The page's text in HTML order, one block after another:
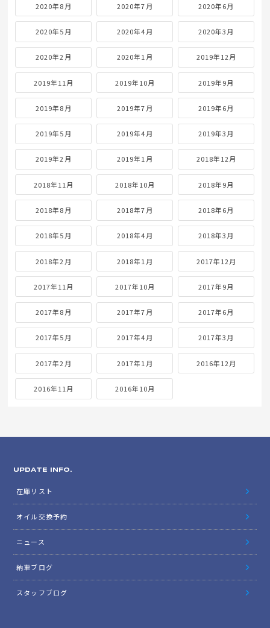
2020年8月 2020年7月 2020年6月
2020年5月 2020年4月 2020年3月
2020年2月 2020年1月 2019年12月
2019年11月 2019年10月 2019年9月
2019年8月 2019年7月 2019年6月
2019年5月 2019年4月 2019年3月
2019年2月 2019年1月 2018年12月
2018年11月 2018年10月 2018年9月
2018年8月 2018年7月 2018年6月
2018年5月 2018年4月 2018年3月
2018年2月 2018年1月 2017年12月
2017年11月 2017年10月 2017年9月
2017年8月 2017年7月 2017年6月
2017年5月 2017年4月 2017年3月
2017年2月 2017年1月 2016年12月
2016年11月 2016年10月
UPDATE INFO.
在庫リスト
オイル交換予約
ニュース
納車ブログ
スタッフブログ